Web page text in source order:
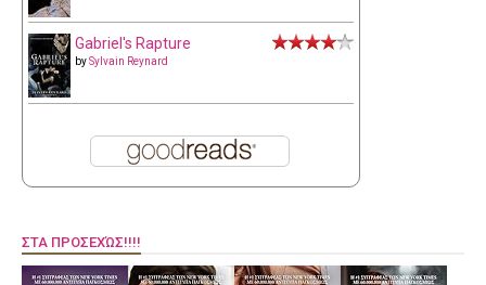
Gabriel's Rapture
bySylvain Reynard
ΣΤΑ ΠΡΟΣΕΧΏΣ!!!!